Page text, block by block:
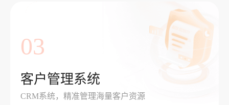
03
客户管理系统
CRM系统，精准管理海量客户资源